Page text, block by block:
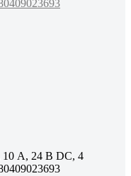
10 А, 24 В DC, 4